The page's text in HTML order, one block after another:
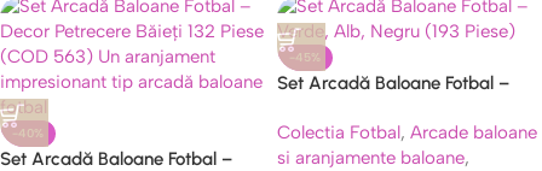
-40%
Set Arcadă Baloane Fotbal –
-45%
Set Arcadă Baloane Fotbal –
Colectia Fotbal, Arcade baloane
si aranjamente baloane,